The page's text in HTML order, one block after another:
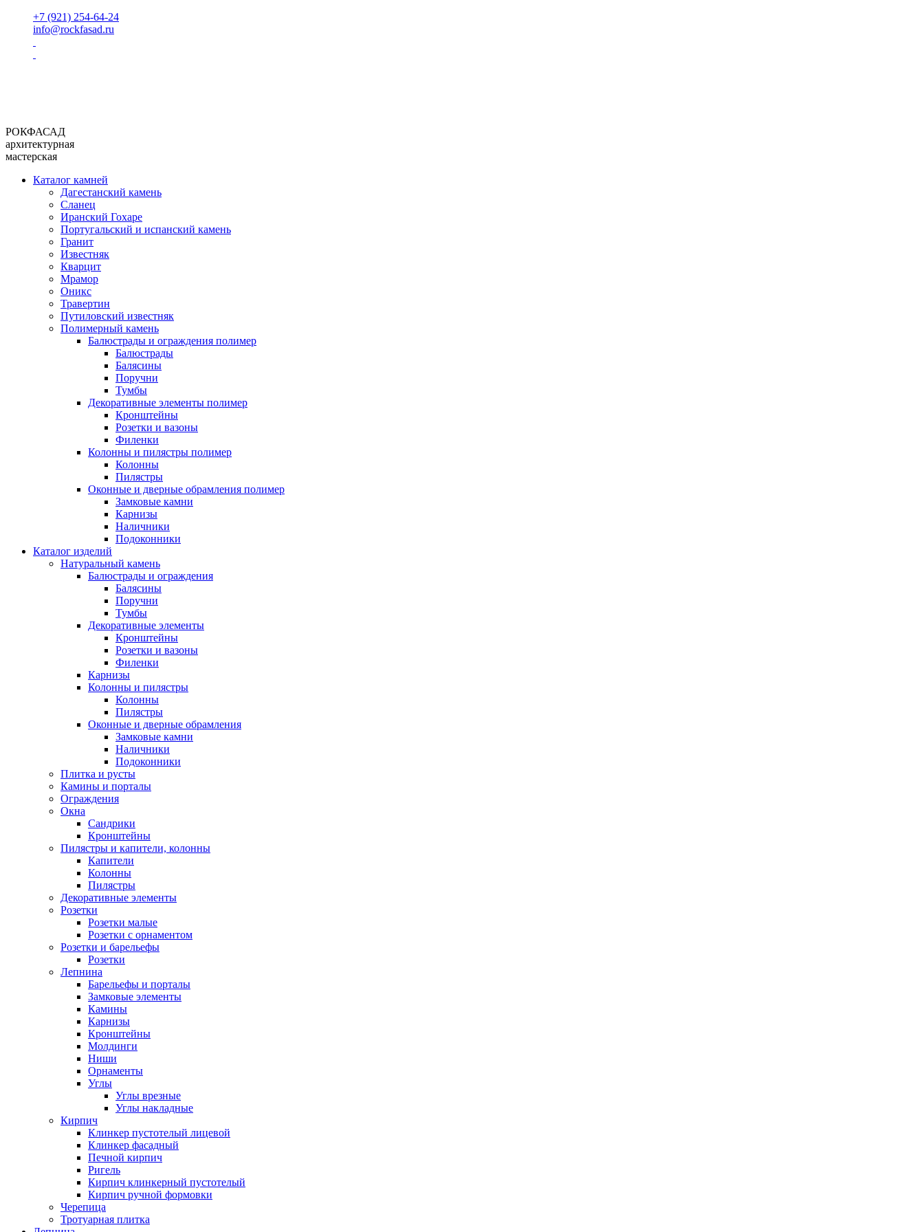
+7 (921) 254-64-24
info@rockfasad.ru
РОКФАСАД
архитектурная
мастерская
Каталог камней
Дагестанский камень
Сланец
Иранский Гохаре
Португальский и испанский камень
Гранит
Известняк
Кварцит
Мрамор
Оникс
Травертин
Путиловский известняк
Полимерный камень
Балюстрады и ограждения полимер
Балюстрады
Балясины
Поручни
Тумбы
Декоративные элементы полимер
Кронштейны
Розетки и вазоны
Филенки
Колонны и пилястры полимер
Колонны
Пилястры
Оконные и дверные обрамления полимер
Замковые камни
Карнизы
Наличники
Подоконники
Каталог изделий
Натуральный камень
Балюстрады и ограждения
Балясины
Поручни
Тумбы
Декоративные элементы
Кронштейны
Розетки и вазоны
Филенки
Карнизы
Колонны и пилястры
Колонны
Пилястры
Оконные и дверные обрамления
Замковые камни
Наличники
Подоконники
Плитка и русты
Камины и порталы
Ограждения
Окна
Сандрики
Кронштейны
Пилястры и капители, колонны
Капители
Колонны
Пилястры
Декоративные элементы
Розетки
Розетки малые
Розетки с орнаментом
Розетки и барельефы
Розетки
Лепнина
Барельефы и порталы
Замковые элементы
Камины
Карнизы
Кронштейны
Молдинги
Ниши
Орнаменты
Углы
Углы врезные
Углы накладные
Кирпич
Клинкер пустотелый лицевой
Клинкер фасадный
Печной кирпич
Ригель
Кирпич клинкерный пустотелый
Кирпич ручной формовки
Черепица
Тротуарная плитка